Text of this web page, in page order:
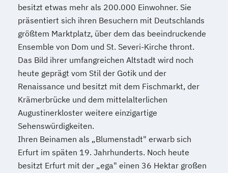
besitzt etwas mehr als 200.000 Einwohner. Sie
präsentiert sich ihren Besuchern mit Deutschlands
größtem Marktplatz, über dem das beeindruckende
Ensemble von Dom und St. Severi-Kirche thront.
Das Bild ihrer umfangreichen Altstadt wird noch
heute geprägt vom Stil der Gotik und der
Renaissance und besitzt mit dem Fischmarkt, der
Krämerbrücke und dem mittelalterlichen
Augustinerkloster weitere einzigartige
Sehenswürdigkeiten.
Ihren Beinamen als „Blumenstadt" erwarb sich
Erfurt im späten 19. Jahrhunderts. Noch heute
besitzt Erfurt mit der „ega" einen 36 Hektar großen